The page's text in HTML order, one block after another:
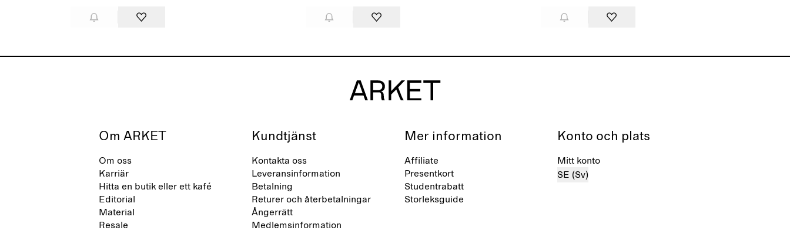
Om ARKET
Om oss
Karriär
Hitta en butik eller ett kafé
Editorial
Material
Resale
Kundtjänst
Kontakta oss
Leveransinformation
Betalning
Returer och återbetalningar
Ångerrätt
Medlemsinformation
Mer information
Affiliate
Presentkort
Studentrabatt
Storleksguide
Konto och plats
Mitt konto
SE (Sv)